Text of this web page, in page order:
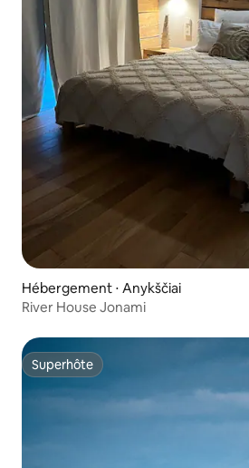
Hébergement ⋅ Anykščiai
River House Jonami
Superhôte
Superhôte